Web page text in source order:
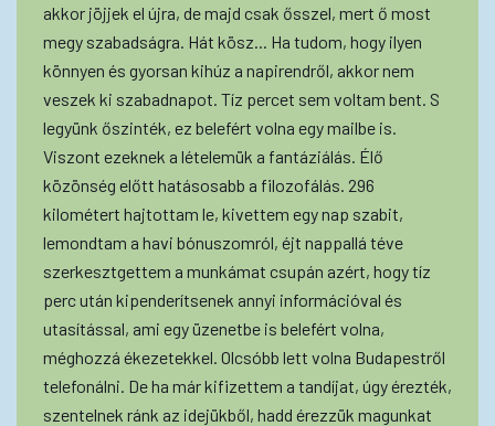
akkor jöjjek el újra, de majd csak ősszel, mert ő most
megy szabadságra. Hát kösz... Ha tudom, hogy ilyen
könnyen és gyorsan kihúz a napirendről, akkor nem
veszek ki szabadnapot. Tíz percet sem voltam bent. S
legyünk őszinték, ez belefért volna egy mailbe is.
Viszont ezeknek a lételemük a fantáziálás. Élő
közönség előtt hatásosabb a filozofálás. 296
kilométert hajtottam le, kivettem egy nap szabit,
lemondtam a havi bónuszomról, éjt nappallá téve
szerkesztgettem a munkámat csupán azért, hogy tíz
perc után kipenderítsenek annyi információval és
utasítással, ami egy üzenetbe is belefért volna,
méghozzá ékezetekkel. Olcsóbb lett volna Budapestről
telefonálni. De ha már kifizettem a tandíjat, úgy érezték,
szentelnek ránk az idejükből, hadd érezzük magunkat